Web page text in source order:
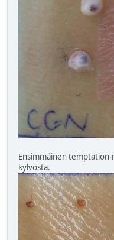
Ensimmäinen temptation-
kylvöstä.